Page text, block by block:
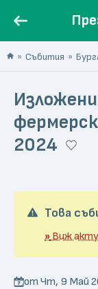
Събития
2024
Това
»Виж
от Чт, 9 Май